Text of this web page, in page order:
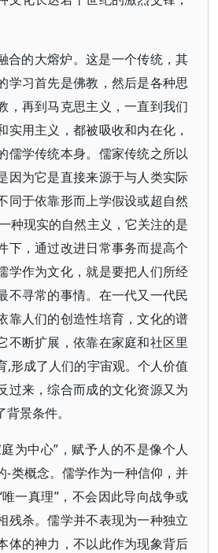
合的大熔炉。这是一个传统，其
学习首先是佛教，然后是各种思
，再到马克思主义，一直到我们
实用主义，都被吸收和内在化，
儒学传统本身。儒家传统之所以
因为它是直接来源于与人类实际
同于依靠形而上学假设或超自然
种现实的自然主义，它关注的是
下，通过改进日常事务而提高个
学作为文化，就是要把人们所经
不寻常的事情。在一代又一代民
靠人们的创造性培育，文化的谱
不断扩展，依靠在家庭和社区里
,形成了人们的宇宙观。个人价值
过来，综合而成的文化资源又为
景条件。
为中心”，赋予人的不是像个人
-类概念。儒学作为一种信仰，并
一真理”，不会因此导向战争或
残杀。儒学并不表现为一种独立
体的神力，不以此作为现象背后